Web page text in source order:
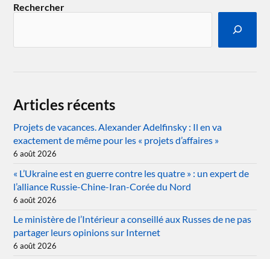
Rechercher
Articles récents
Projets de vacances. Alexander Adelfinsky : Il en va
exactement de même pour les « projets d’affaires »
6 août 2026
« L’Ukraine est en guerre contre les quatre » : un expert de
l’alliance Russie-Chine-Iran-Corée du Nord
6 août 2026
Le ministère de l’Intérieur a conseillé aux Russes de ne pas
partager leurs opinions sur Internet
6 août 2026